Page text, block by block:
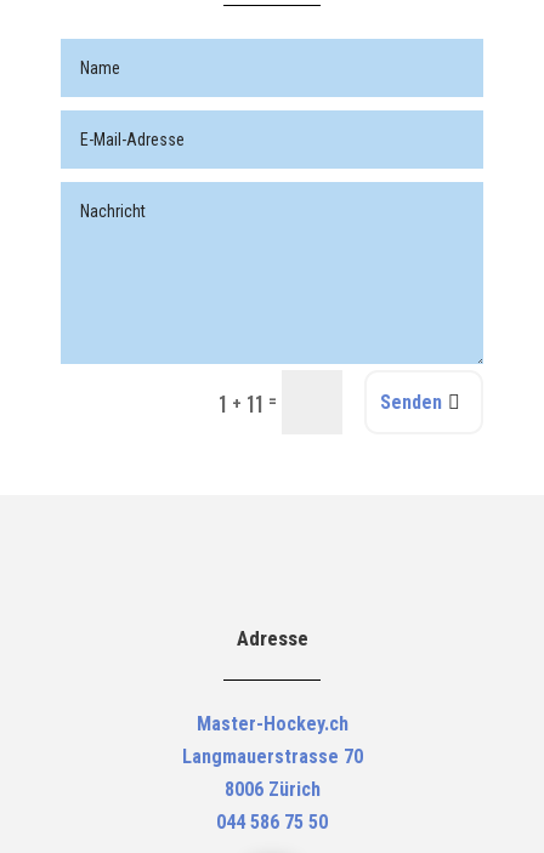
1 + 11 = Senden
Adresse
Master-Hockey.ch
Langmauerstrasse 70
8006 Zürich
044 586 75 50